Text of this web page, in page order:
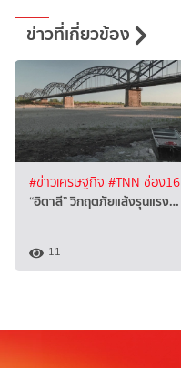
ข่าวที่เกี่ยวข้อง
#ข่าวเศรษฐกิจ #TNN ช่อง16
“อิตาลี” วิกฤตภัยแล้งรุนแรง…
11